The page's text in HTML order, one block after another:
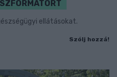
ellátásokat.
Szólj hozzá!